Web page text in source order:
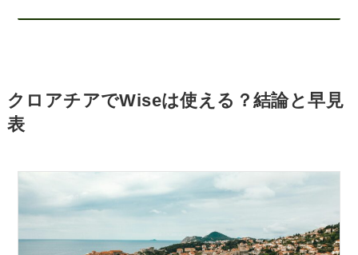
クロアチアでWiseは使える？結論と早見
表